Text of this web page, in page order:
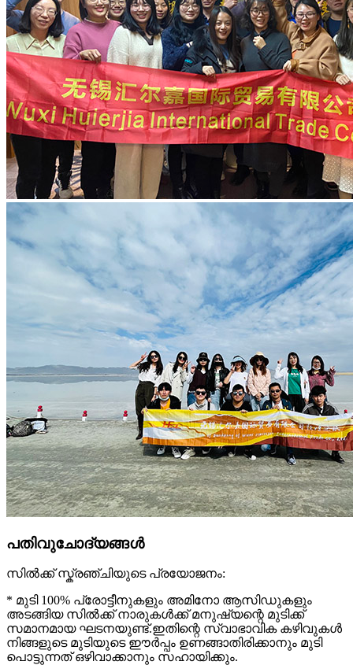
പതിവുചോദ്യങ്ങൾ
സിൽക്ക് സ്ക്രഞ്ചിയുടെ പ്രയോജനം:
* മുടി 100% പ്രോട്ടീനുകളും അമിനോ ആസിഡുകളും
അടങ്ങിയ സിൽക്ക് നാരുകൾക്ക് മനുഷ്യന്റെ മുടിക്ക്
സമാനമായ ഘടനയുണ്ട്.ഇതിന്റെ സ്വാഭാവിക കഴിവുകൾ
നിങ്ങളുടെ മുടിയുടെ ഈർപ്പം ഉണങ്ങാതിരിക്കാനും മുടി
പൊട്ടുന്നത് ഒഴിവാക്കാനും സഹായിക്കും.